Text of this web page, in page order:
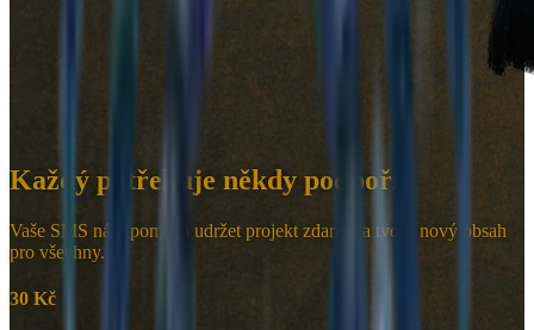
Každý potřebuje někdy podpořit
Vaše SMS nám pomáhá udržet projekt zdarma a tvořit nový obsah
pro všechny.
30 Kč